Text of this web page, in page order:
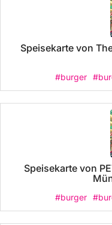
Speisekarte von
#burger
Speisekarte von
#burger